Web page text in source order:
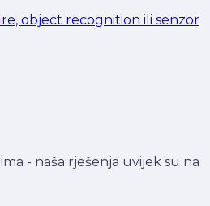
object recognition ili senzor
- naša rješenja uvijek su na